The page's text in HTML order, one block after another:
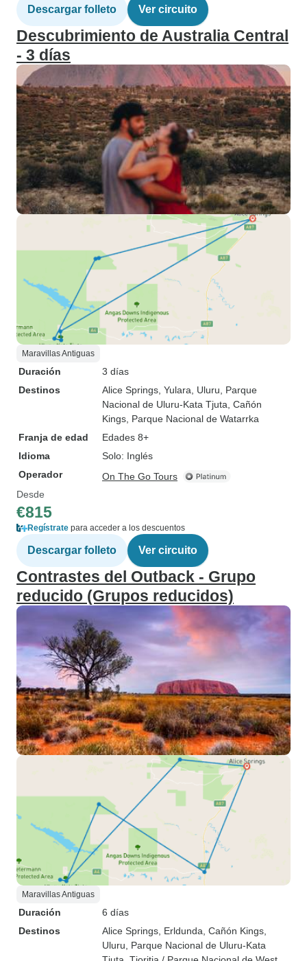
Descargar folleto Ver circuito
Descubrimiento de Australia Central
- 3 días
Maravillas Antiguas
Duración
3 días
Destinos
Alice Springs , Yulara , Uluru , Parque
Nacional de Uluru-Kata Tjuta , Cañón
Kings , Parque Nacional de Watarrka
Franja de edad
Edades 8+
Idioma
Solo: Inglés
Operador
On The Go Tours
Desde
€815
Regístrate para acceder a los descuentos
Descargar folleto Ver circuito
Contrastes del Outback - Grupo
reducido (Grupos reducidos)
Maravillas Antiguas
Duración
6 días
Destinos
Alice Springs , Erldunda , Cañón Kings
Uluru , Parque Nacional de Uluru-Kata